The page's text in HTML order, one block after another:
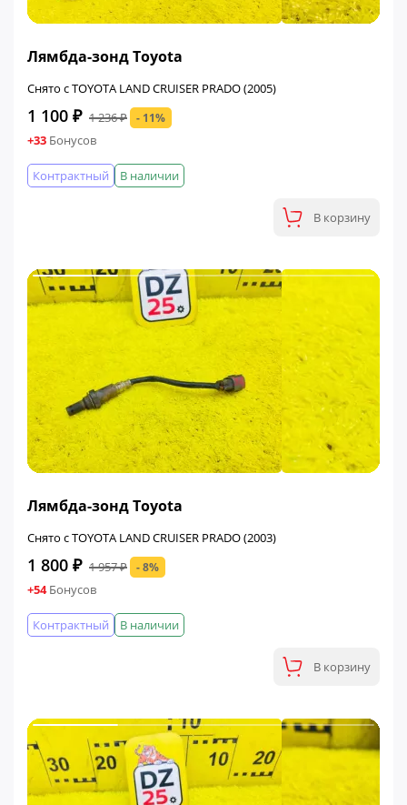
Лямбда-зонд Toyota
Снято с TOYOTA LAND CRUISER PRADO (2005)
1 100 ₽ 1 236 ₽ - 11%
+33 Бонусов
В наличии
Контрактный
В корзину
Лямбда-зонд Toyota
Снято с TOYOTA LAND CRUISER PRADO (2003)
1 800 ₽ 1 957 ₽ - 8%
+54Бонусов
В наличии
Контрактный
В корзину